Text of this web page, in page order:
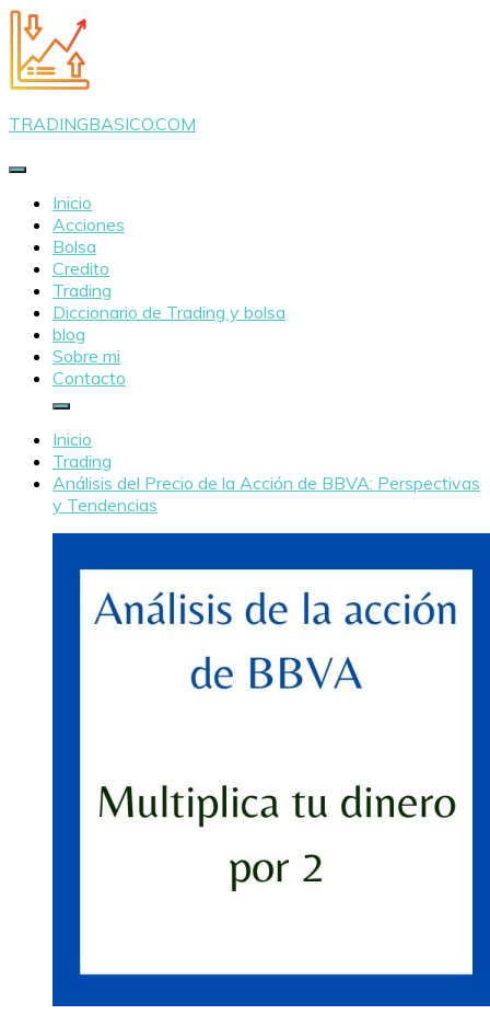
Saltar
al
contenido
TRADINGBASICO.COM
Inicio
Acciones
Bolsa
Credito
Trading
Diccionario de Trading y bolsa
blog
Sobre mi
Contacto
Inicio
Trading
Análisis del Precio de la Acción de BBVA: Perspectivas
y Tendencias